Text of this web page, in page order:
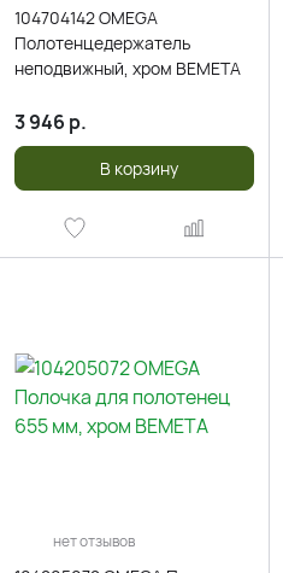
104704142 OMEGA
Полотенцедержатель
неподвижный, хром BEMETA
3 946 р.
В корзину
нет отзывов